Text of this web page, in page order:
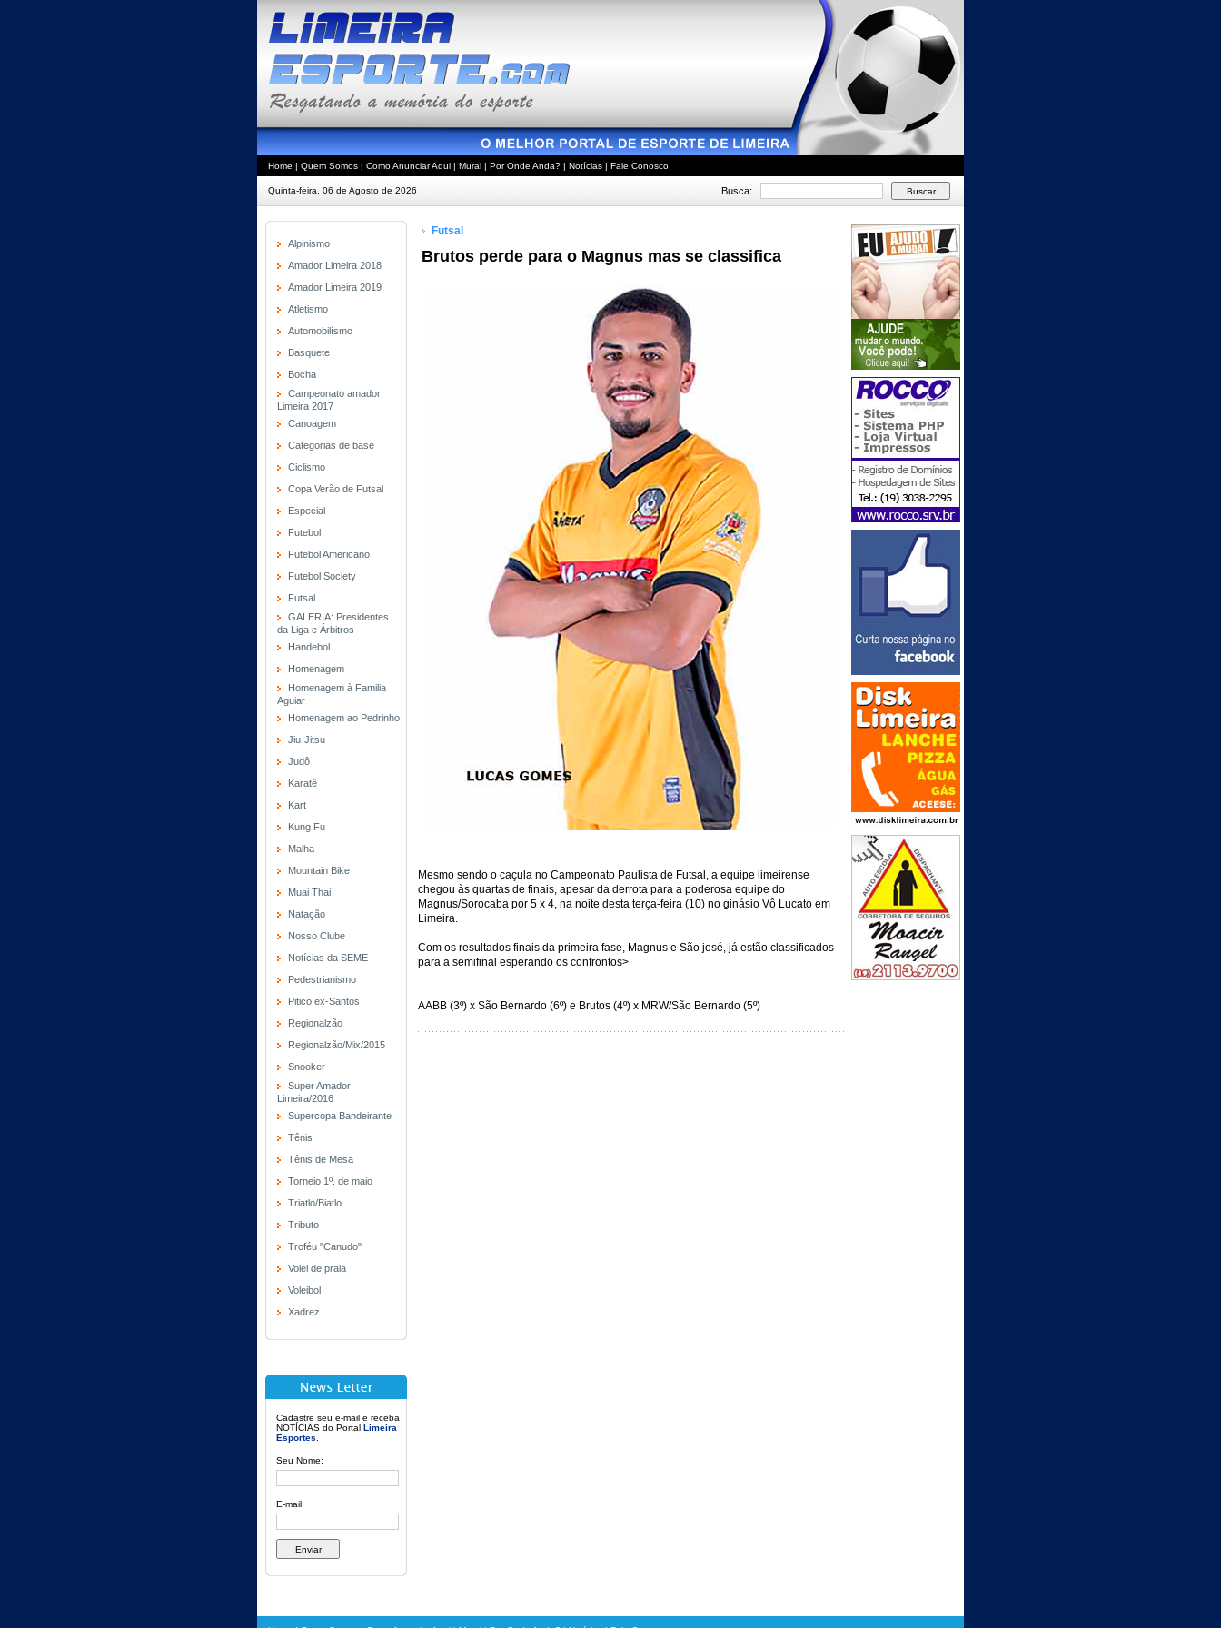
Home | Quem Somos | Como Anunciar Aqui | Mural | Por Onde Anda? | Notícias | Fale Conosco
Quinta-feira, 06 de Agosto de 2026 Busca:
Alpinismo
Amador Limeira 2018
Amador Limeira 2019
Atletismo
Automobilísmo
Basquete
Bocha
Campeonato amador
Limeira 2017
Canoagem
Categorias de base
Ciclismo
Copa Verão de Futsal
Especial
Futebol
Futebol Americano
Futebol Society
Futsal
GALERIA: Presidentes
da Liga e Árbitros
Handebol
Homenagem
Homenagem à Familia
Aguiar
Homenagem ao Pedrinho
Jiu-Jitsu
Judô
Karatê
Kart
Kung Fu
Malha
Mountain Bike
Muai Thai
Natação
Nosso Clube
Notícias da SEME
Pedestrianismo
Pitico ex-Santos
Regionalzão
Regionalzão/Mix/2015
Snooker
Super Amador
Limeira/2016
Supercopa Bandeirante
Tênis
Tênis de Mesa
Torneio 1º. de maio
Triatlo/Biatlo
Tributo
Troféu "Canudo"
Volei de praia
Voleibol
Xadrez
Cadastre seu e-mail e receba
NOTÍCIAS do Portal Limeira
Esportes
Seu Nome:
E-mail:
Futsal
Brutos perde para o Magnus mas se classifica
Mesmo sendo o caçula no Campeonato Paulista de Futsal, a equipe limeirense
chegou às quartas de finais, apesar da derrota para a poderosa equipe do
Magnus/Sorocaba por 5 x 4, na noite desta terça-feira (10) no ginásio Vô Lucato em
Limeira.
Com os resultados finais da primeira fase, Magnus e São josé, já estão classificados
para a semifinal esperando os confrontos>
AABB (3º) x São Bernardo (6º) e Brutos (4º) x MRW/São Bernardo (5º)